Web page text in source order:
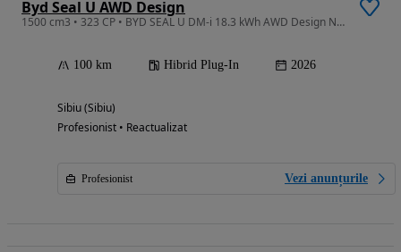
Byd Seal U AWD Design
1500 cm3 • 323 CP • BYD SEAL U DM-i 18.3 kWh AWD Design NOU
100 km Hibrid Plug-In 2026
Sibiu (Sibiu)
Profesionist • Reactualizat
Profesionist Vezi anunțurile